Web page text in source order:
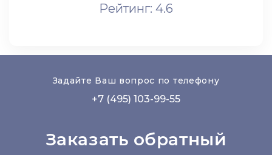
Рейтинг: 4.6
Задайте Ваш вопрос по телефону
+7 (495) 103-99-55
Заказать обратный